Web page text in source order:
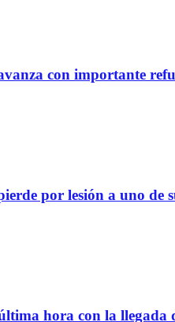
con importante
por lesión a uno de
hora con la llegada